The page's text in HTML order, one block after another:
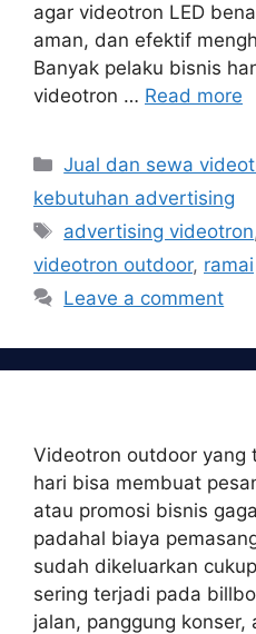
agar videotron LED
aman, dan efektif
Banyak pelaku bisnis
videotron … Read more
Categories
Jual dan sewa
kebutuhan advertising
Tags
advertising videotron
videotron outdoor, ramai
Leave a comment
Videotron outdoor yang
hari bisa membuat
atau promosi bisnis
padahal biaya
sudah dikeluarkan
sering terjadi pada
jalan, panggung konser,